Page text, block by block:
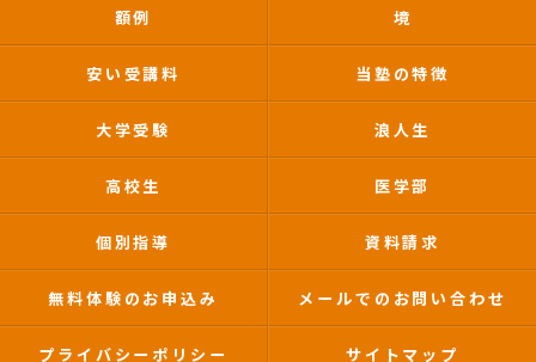
額例
境
安い受講料 当塾の特徴
大学受験 浪人生
高校生 医学部
個別指導 資料請求
無料体験のお申込み メールでのお問い合わせ
プライバシーポリシー サイトマップ